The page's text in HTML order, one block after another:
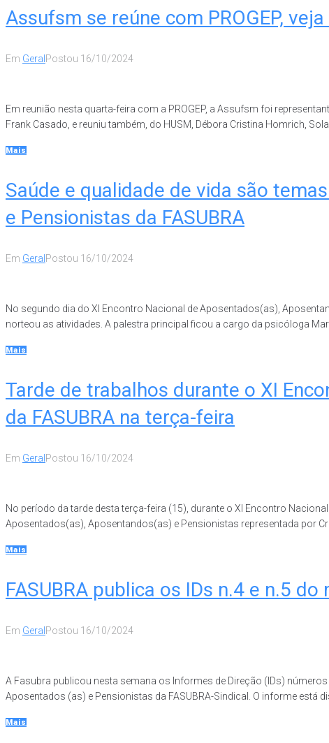
Assufsm se reúne com PROGEP,
Em Geral Postou 16/10/2024
Em reunião nesta quarta-feira com a PROGEP, a Assufsm foi
Frank Casado, e reuniu também, do HUSM, Débora Cristina Homrich,
Mais
Saúde e qualidade de vida são
e Pensionistas da FASUBRA
Em Geral Postou 16/10/2024
No segundo dia do XI Encontro Nacional de Aposentados(as),
norteou as atividades. A palestra principal ficou a cargo da psicóloga
Mais
Tarde de trabalhos durante o XI
da FASUBRA na terça-feira
Em Geral Postou 16/10/2024
No período da tarde desta terça-feira (15), durante o XI Encontro
Aposentados(as), Aposentandos(as) e Pensionistas representada por
Mais
FASUBRA publica os IDs n.4 e n.5
Em Geral Postou 16/10/2024
A Fasubra publicou nesta semana os Informes de Direção (IDs)
Aposentados (as) e Pensionistas da FASUBRA-Sindical. O informe está
Mais